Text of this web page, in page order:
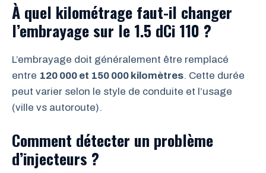
À quel kilométrage faut-il changer
l’embrayage sur le 1.5 dCi 110 ?
L’embrayage doit généralement être remplacé
entre 120 000 et 150 000 kilomètres. Cette durée
peut varier selon le style de conduite et l’usage
(ville vs autoroute).
Comment détecter un problème
d’injecteurs ?